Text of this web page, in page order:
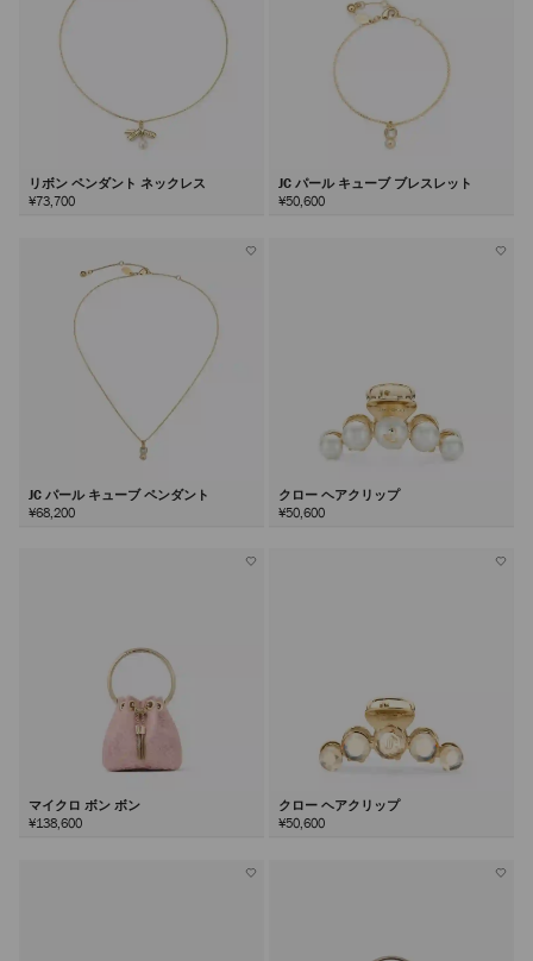
リボン ペンダント ネックレス
¥73,700
JC パール キューブ ブレスレット
¥50,600
JC パール キューブ ペンダント
¥68,200
クロー ヘアクリップ
¥50,600
マイクロ ボン ボン
¥138,600
クロー ヘアクリップ
¥50,600